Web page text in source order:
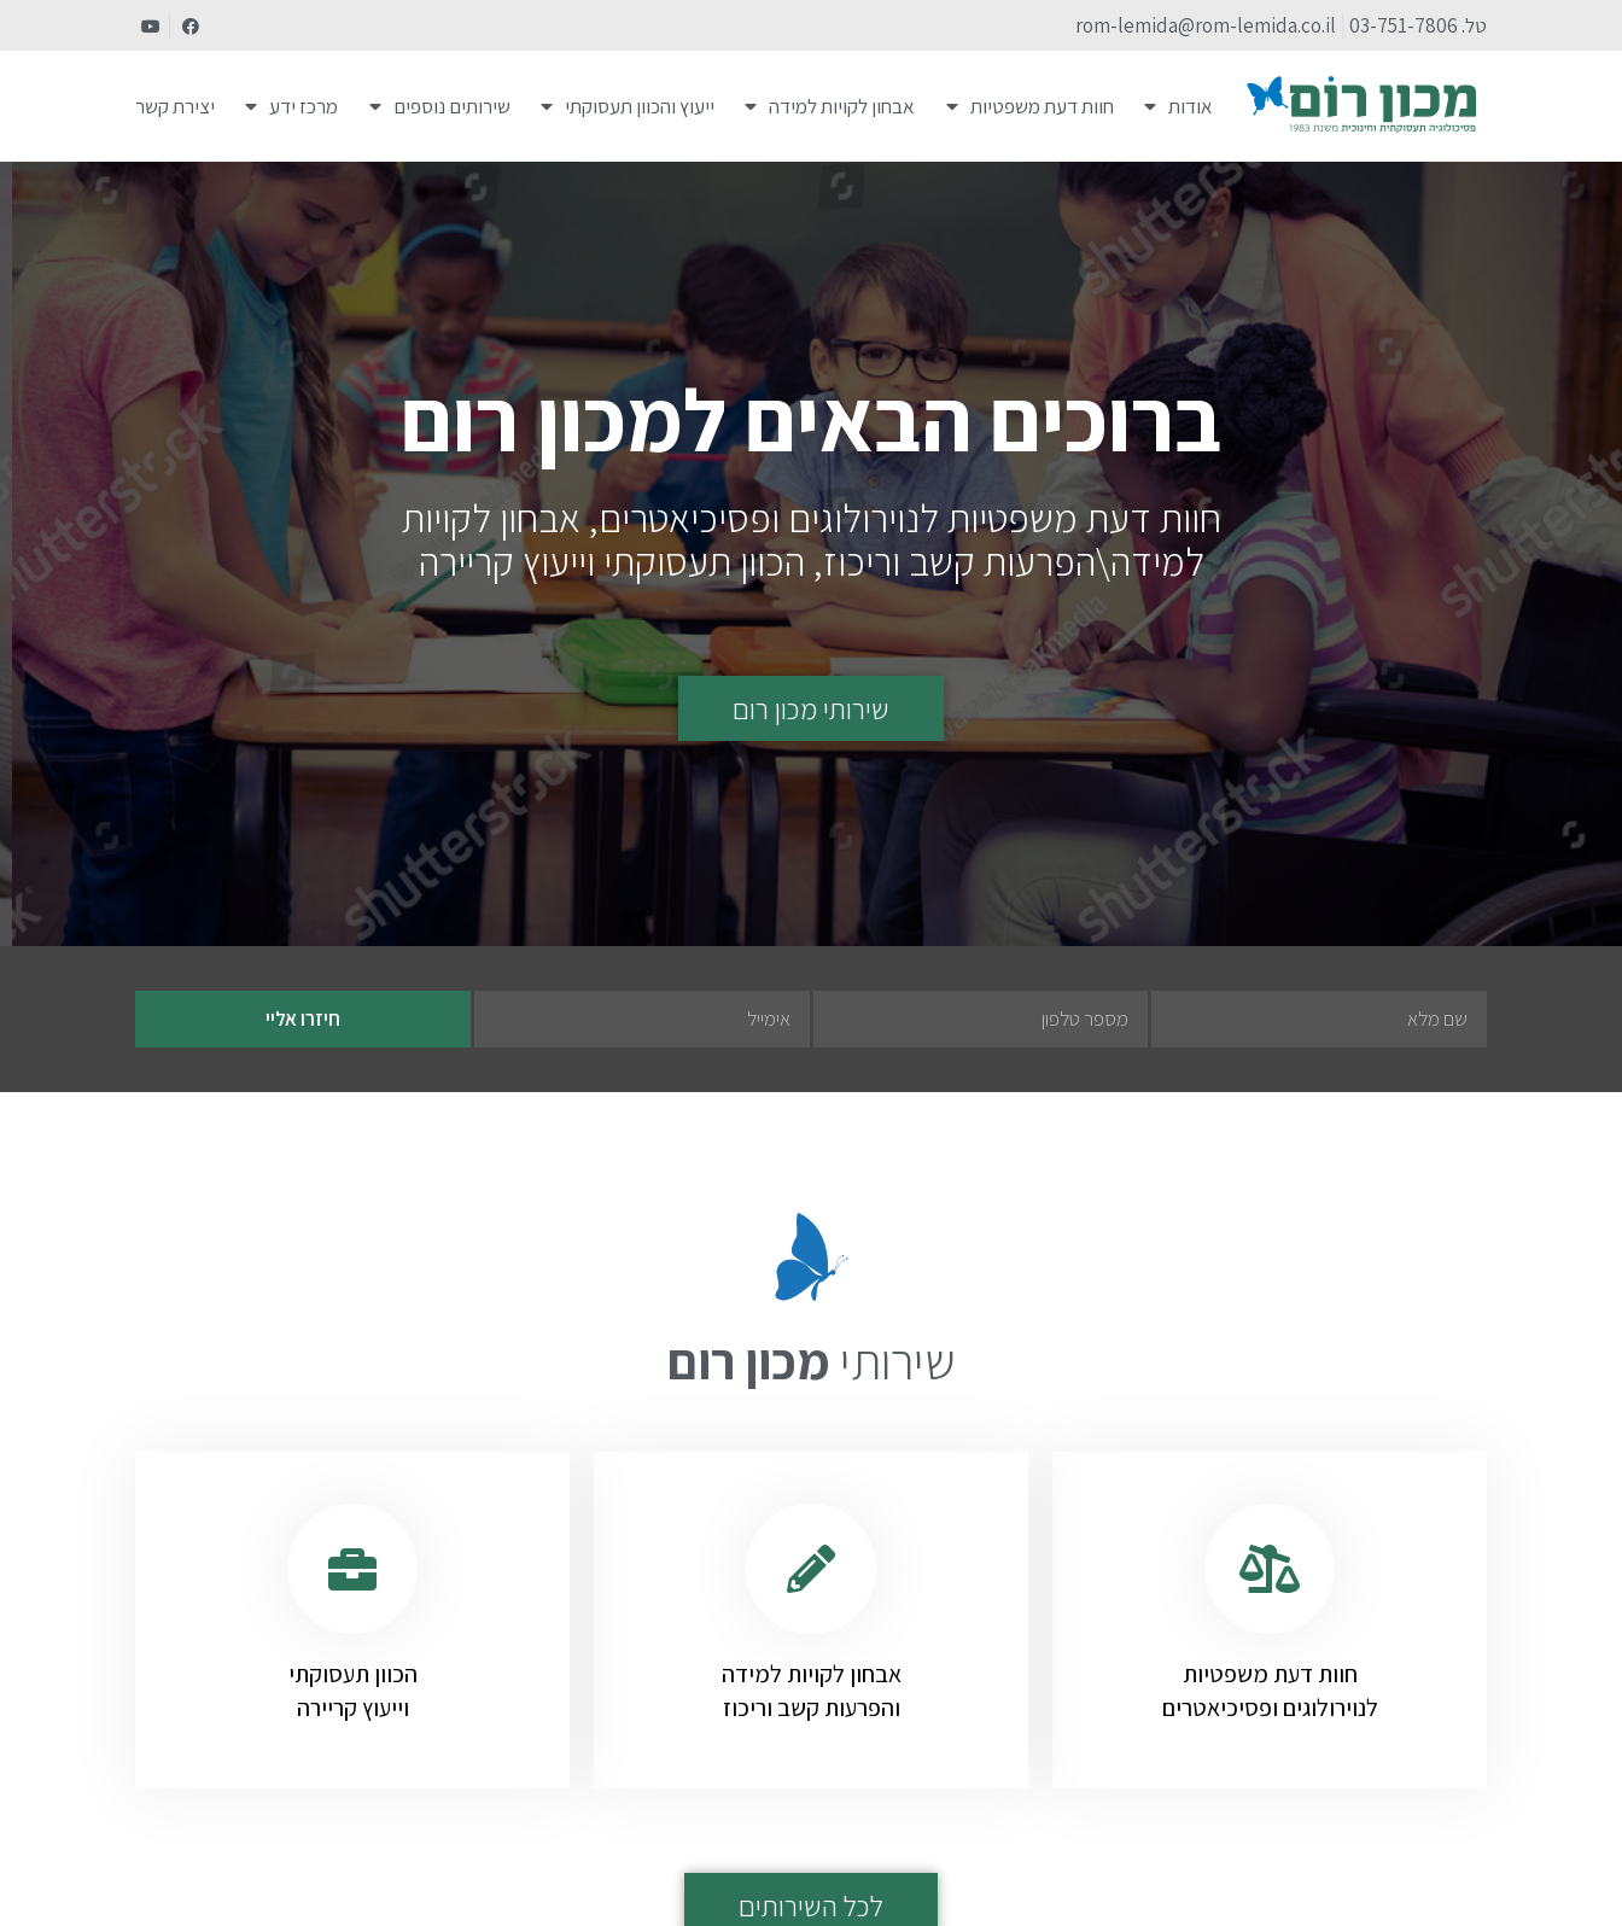
טל. 03-751-7806 rom-lemida@rom-lemida.co.il
אודות חוות דעת משפטיות אבחון לקויות למידה ייעוץ והכוון תעסוקתי שירותים נוספים מרכז ידע יצירת קשר
ברוכים הבאים למכון רום
חוות דעת משפטיות לנוירולוגים ופסיכיאטרים, אבחון לקויות
למידה\הפרעות קשב וריכוז, הכוון תעסוקתי וייעוץ קריירה
שירותי מכון רום
חיזרו אליי
שירותי מכון רום
חוות דעת משפטיות
לנוירולוגים ופסיכיאטרים
אבחון לקויות למידה
והפרעות קשב וריכוז
הכוון תעסוקתי
וייעוץ קריירה
לכל השירותים